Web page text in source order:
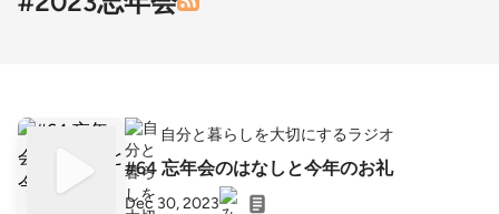
自分と暮らしを大切にするラジオ
#64 忘年会のはなしと今年のお礼
Dec 30, 2023